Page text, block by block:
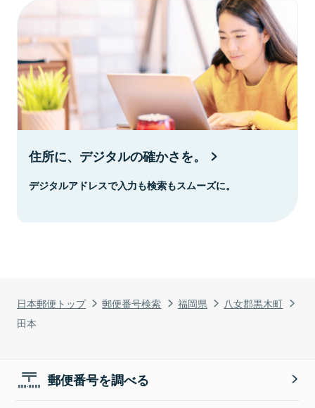
日本郵便トップ 郵便番号検索 福岡県
八女郡黒木町
田本
住所に、デジタルの確かさを。
デジタルアドレスで入力も検索もスムーズに。
郵便番号を調べる